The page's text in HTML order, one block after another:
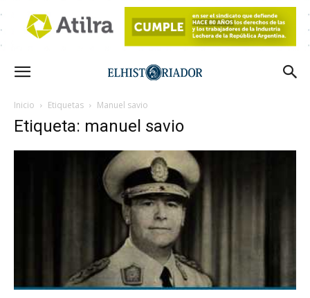
Inicio Etiquetas Manuel savio
Etiqueta: manuel savio